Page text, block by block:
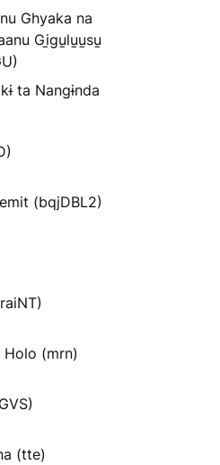
Ghyaka na
Gi̱gu̱lu̱u̱su̱
ta Nangɨnda
(bqjDBL2)
Holo (mrn)
(tte)